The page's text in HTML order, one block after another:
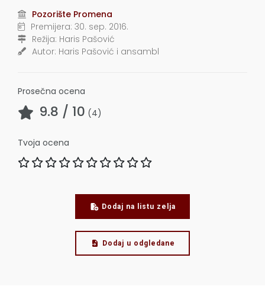
Pozorište Promena
Premijera: 30. sep. 2016.
Režija: Haris Pašović
Autor: Haris Pašović i ansambl
Prosečna ocena
9.8 / 10 (4)
Tvoja ocena
Dodaj na listu zelja
Dodaj u odgledane